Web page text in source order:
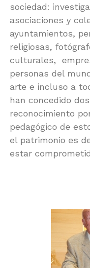
sociedad:
asociaciones y
ayuntamientos,
religiosas,
culturales,
personas del
arte e incluso a
han concedido
reconocimiento
pedagógico de
el patrimonio es
estar